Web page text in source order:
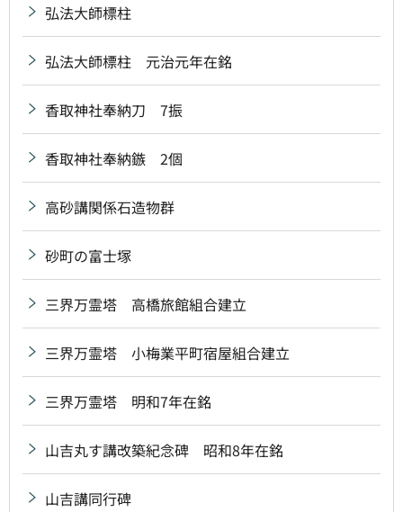
弘法大師標柱
弘法大師標柱 元治元年在銘
香取神社奉納刀 7振
香取神社奉納鏃 2個
高砂講関係石造物群
砂町の富士塚
三界万霊塔 高橋旅館組合建立
三界万霊塔 小梅業平町宿屋組合建立
三界万霊塔 明和7年在銘
山吉丸す講改築紀念碑 昭和8年在銘
山吉講同行碑